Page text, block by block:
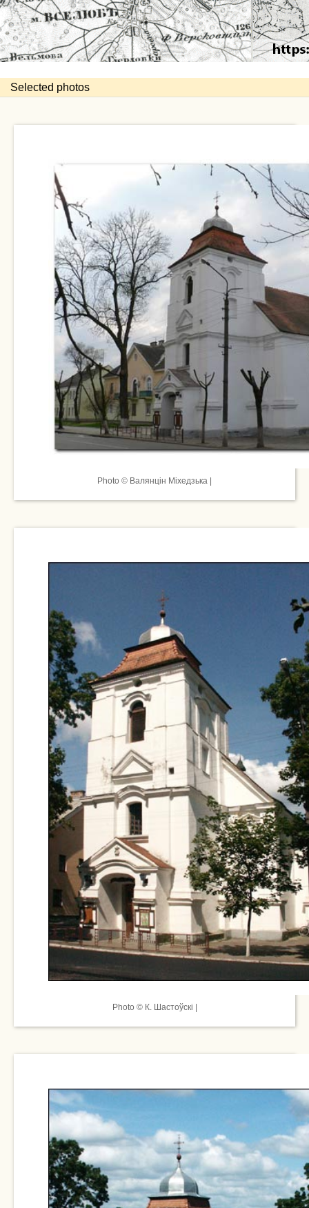
Selected photos
Photo © Валянцін Міхедзька |
Photo © К. Шастоўскі |